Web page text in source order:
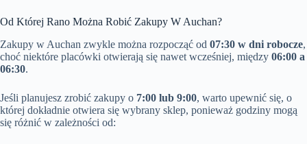
Od Której Rano Można Robić Zakupy W Auchan?
Zakupy w Auchan zwykle można rozpocząć od 07:30 w dni robocze,
choć niektóre placówki otwierają się nawet wcześniej, między 06:00 a
06:30.
Jeśli planujesz zrobić zakupy o 7:00 lub 9:00, warto upewnić się, o
której dokładnie otwiera się wybrany sklep, ponieważ godziny mogą
się różnić w zależności od: